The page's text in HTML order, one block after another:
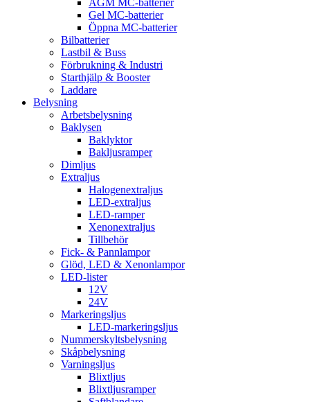
Gel MC-batterier
Öppna MC-batterier
Bilbatterier
Lastbil & Buss
Förbrukning & Industri
Starthjälp & Booster
Laddare
Belysning
Arbetsbelysning
Baklysen
Baklyktor
Bakljusramper
Dimljus
Extraljus
Halogenextraljus
LED-extraljus
LED-ramper
Xenonextraljus
Tillbehör
Fick- & Pannlampor
Glöd, LED & Xenonlampor
LED-lister
12V
24V
Markeringsljus
LED-markeringsljus
Nummerskyltsbelysning
Skåpbelysning
Varningsljus
Blixtljus
Blixtljusramper